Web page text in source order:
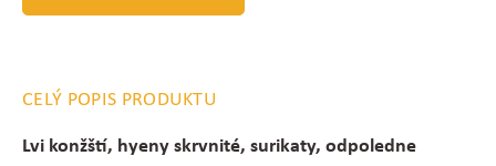
CELÝ POPIS PRODUKTU
Lvi konžští, hyeny skrvnité, surikaty, odpoledne